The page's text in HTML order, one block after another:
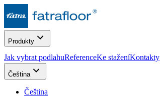
Produkty
Jak vybrat podlahuReferenceKe staženíKontakty
Čeština
Čeština